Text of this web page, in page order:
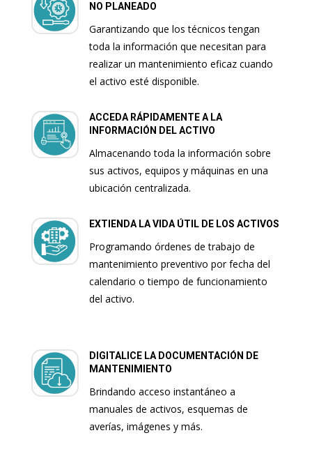
NO PLANEADO
Garantizando que los técnicos tengan
toda la información que necesitan para
realizar un mantenimiento eficaz cuando
el activo esté disponible.
ACCEDA RÁPIDAMENTE A LA
INFORMACIÓN DEL ACTIVO
Almacenando toda la información sobre
sus activos, equipos y máquinas en una
ubicación centralizada.
EXTIENDA LA VIDA ÚTIL DE LOS ACTIVOS
Programando órdenes de trabajo de
mantenimiento preventivo por fecha del
calendario o tiempo de funcionamiento
del activo.
DIGITALICE LA DOCUMENTACIÓN DE
MANTENIMIENTO
Brindando acceso instantáneo a
manuales de activos, esquemas de
averías, imágenes y más.